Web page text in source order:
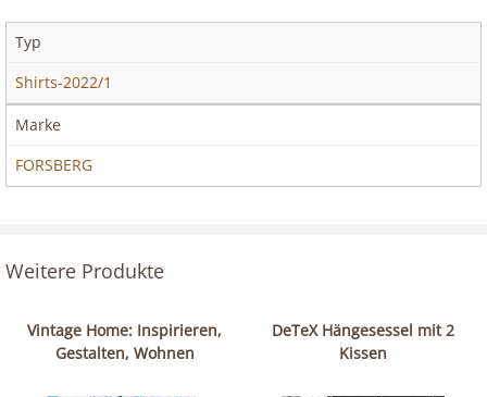
Typ
Shirts-2022/1
Marke
FORSBERG
Weitere Produkte
Vintage Home: Inspirieren,
Gestalten, Wohnen
DeTeX Hängesessel mit 2
Kissen